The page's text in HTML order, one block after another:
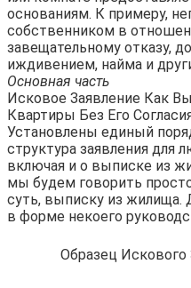
основаниям. К примеру,
собственником в
завещательному отказу,
иждивением, найма и
Основная часть
Исковое Заявление Как
Квартиры Без Его
Установлены единый
структура заявления для
включая и о выписке из
мы будем говорить
суть, выписку из жилища.
в форме некоего
Образец Искового